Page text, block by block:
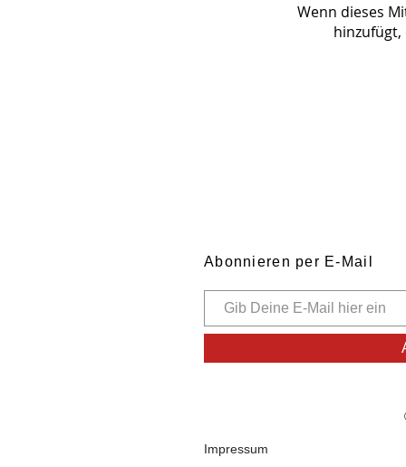
Wenn dieses
hinzufügt,
Abonnieren per E-Mail
Impressum